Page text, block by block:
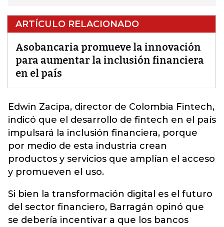
ARTÍCULO RELACIONADO
Asobancaria promueve la innovación
para aumentar la inclusión financiera
en el país
Edwin Zacipa, director de Colombia Fintech,
indicó que el desarrollo de fintech en el país
impulsará la inclusión financiera, porque
por medio de esta industria crean
productos y servicios que amplían el acceso
y promueven el uso.
Si bien la transformación digital es el futuro
del sector financiero, Barragán opinó que
se debería incentivar a que los bancos